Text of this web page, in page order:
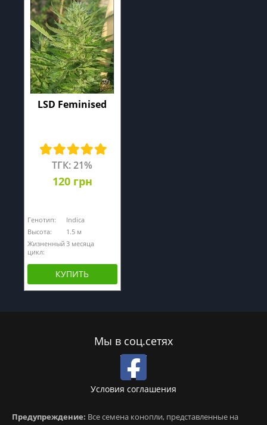
LSD Feminised
ТГК: 21%
120 грн
Генотип:
Indica
Высота:
1.5 м
Жизненный
цикл:
3 месяца
КУПИТЬ
Мы в соц.сетях
Условия соглашения
Предупреждение: Все семена конопли, представленные на